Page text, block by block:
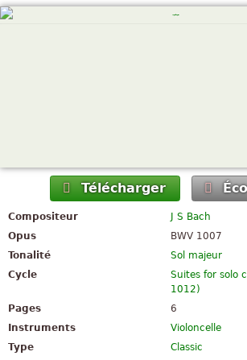
Télécharger
Compositeur
J S Bach
Opus
BWV 1007
Tonalité
Sol majeur
Cycle
Suites for solo
1012)
Pages
6
Instruments
Violoncelle
Type
Classic